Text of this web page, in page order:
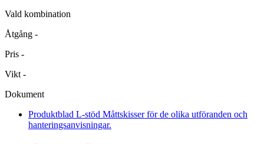
Vald kombination
Åtgång -
Pris -
Vikt -
Dokument
Produktblad L-stöd Måttskisser för de olika utföranden och
hanteringsanvisningar.